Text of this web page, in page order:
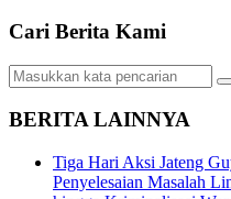
Cari Berita Kami
BERITA LAINNYA
Tiga Hari Aksi Jateng
Penyelesaian Masalah